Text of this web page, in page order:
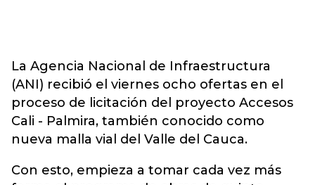
La Agencia Nacional de Infraestructura
(ANI) recibió el viernes ocho ofertas en el
proceso de licitación del proyecto Accesos
Cali - Palmira, también conocido como
nueva malla vial del Valle del Cauca.
Con esto, empieza a tomar cada vez más